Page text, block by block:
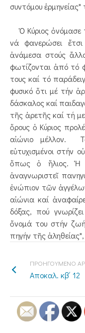
συντόμου
Ὁ Κύριος ὀνόμασε
νά φανερώσει
ἀνάμεσα στούς
φωτίζονται ἀπό τό
τους καί τό
φυσικό ὅτι μέ τήν
δάσκαλος καί
τῆς ἀρετῆς καί τή
ὅρους ὁ Κύριος
αἰώνιο μέλλον.
εὐτυχισμένοι στήν
ὅπως ὁ ἥλιος. Ἡ
ἀναγνωριστεῖ
ἐνώπιον τῶν
αἰώνια καί
δόξας, πού
ὄνομά του στήν
πηγήν τῆς
ΠΡΟΗΓΟΥΜΕΝΟ
Αποκαλ. κβ΄ 12